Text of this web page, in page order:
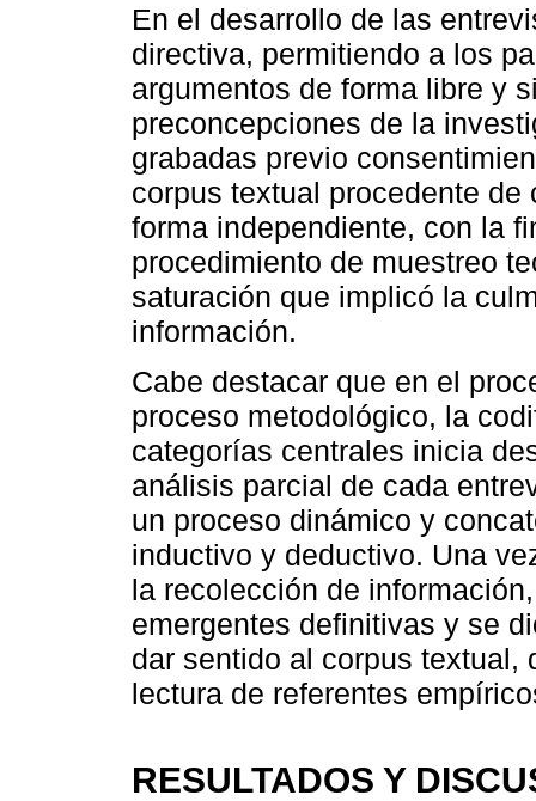
En el desarrollo de las
directiva, permitiendo a los
argumentos de forma libre y
preconcepciones de la
grabadas previo
corpus textual procedente
forma independiente, con la
procedimiento de muestreo
saturación que implicó la
información.
Cabe destacar que en el
proceso metodológico, la
categorías centrales inicia
análisis parcial de cada
un proceso dinámico y
inductivo y deductivo. Una
la recolección de
emergentes definitivas y se
dar sentido al corpus textual,
lectura de referentes
RESULTADOS Y